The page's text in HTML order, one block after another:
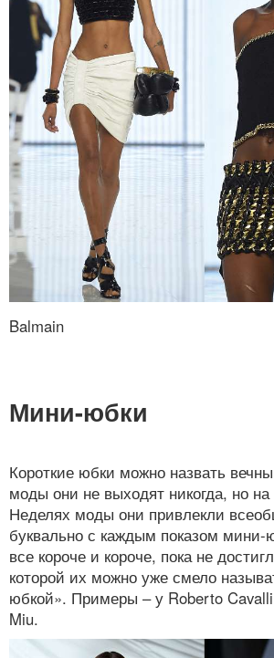
Balmain
Мини-юбки
Короткие юбки можно назвать
моды они не выходят никогда, но
Неделях моды они привлекли
буквально с каждым показом мини-
все короче и короче, пока не
которой их можно уже смело
юбкой». Примеры – у Roberto
Miu.